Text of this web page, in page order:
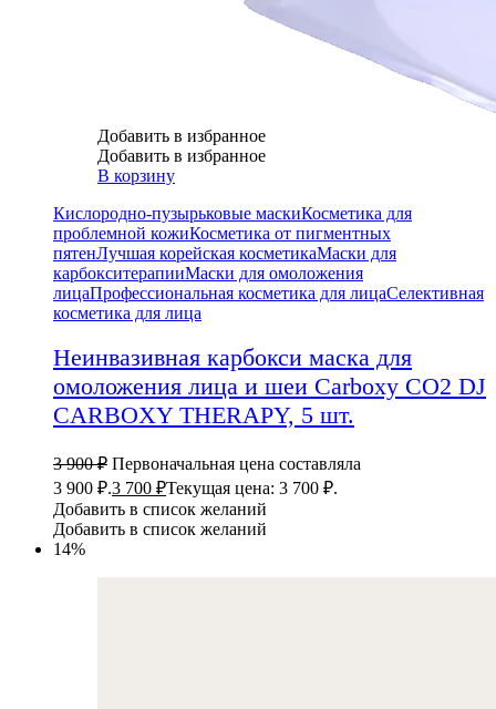
Добавить в избранное
Добавить в избранное
В корзину
Кислородно-пузырьковые маскиКосметика для
проблемной кожиКосметика от пигментных
пятенЛучшая корейская косметикаМаски для
карбокситерапииМаски для омоложения
лицаПрофессиональная косметика для лицаСелективная
косметика для лица
Неинвазивная карбокси маска для
омоложения лица и шеи Carboxy CO2 DJ
CARBOXY THERAPY, 5 шт.
3 900₽ Первоначальная цена составляла
3 900 ₽.3 700 ₽Текущая цена: 3 700 ₽.
Добавить в список желаний
Добавить в список желаний
14%